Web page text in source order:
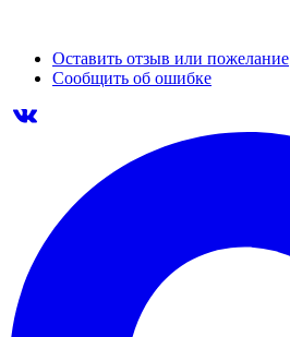
Оставить отзыв или пожелание
Сообщить об ошибке